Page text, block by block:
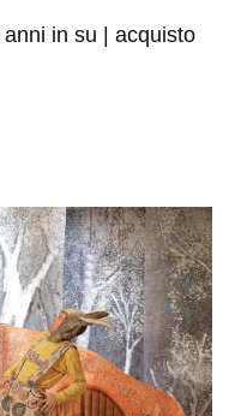
in su | acquisto